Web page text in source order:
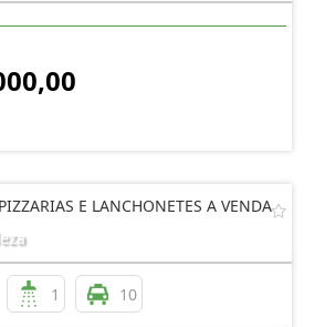
E LANCHONETES A VENDA
1 10